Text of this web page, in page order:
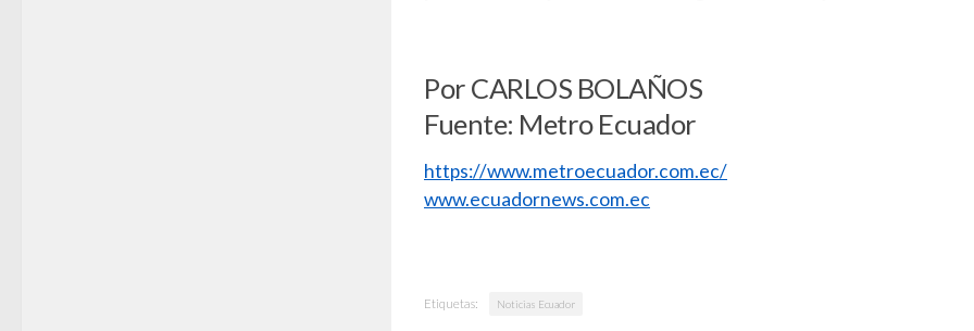
Por CARLOS BOLAÑOS
Fuente: Metro Ecuador
https://www.metroecuador.com.ec/
www.ecuadornews.com.ec
Etiquetas: Noticias Ecuador